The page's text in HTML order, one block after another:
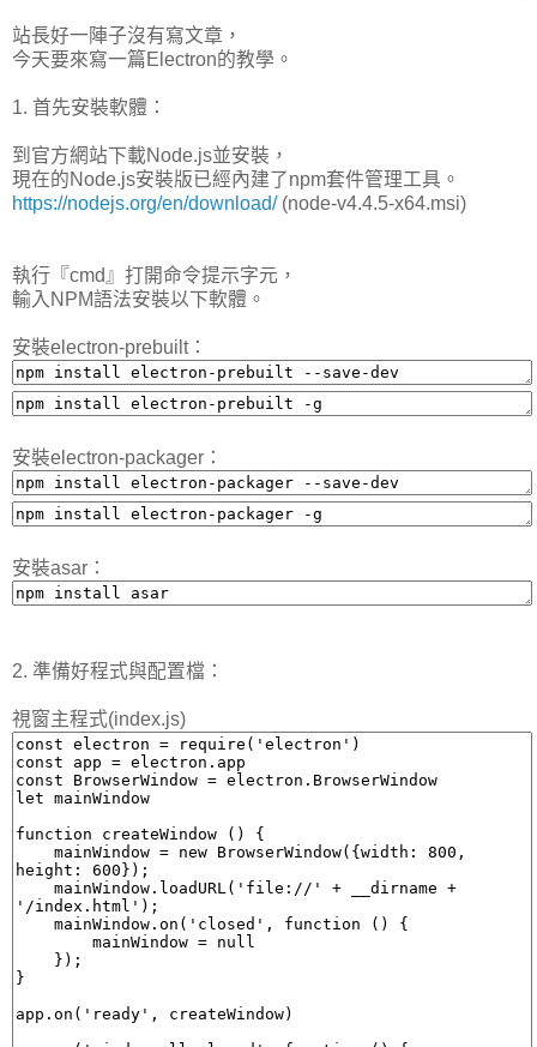
站長好一陣子沒有寫文章，
今天要來寫一篇Electron的教學。
1. 首先安裝軟體：
到官方網站下載Node.js並安裝，
現在的Node.js安裝版已經內建了npm套件管理工具。
https://nodejs.org/en/download/(node-v4.4.5-x64.msi)
執行『cmd』打開命令提示字元，
輸入NPM語法安裝以下軟體。
安裝electron-prebuilt：
安裝electron-packager：
安裝asar：
2. 準備好程式與配置檔：
視窗主程式(index.js)